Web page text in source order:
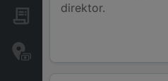
Javna naročila
transakcije
direktor.